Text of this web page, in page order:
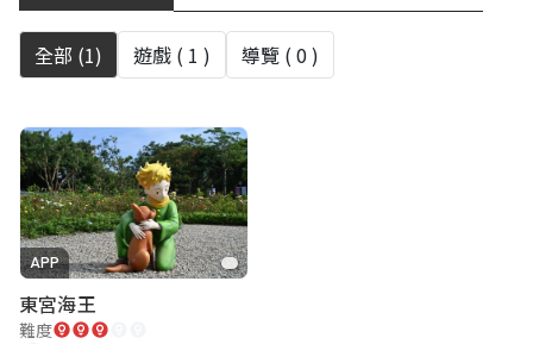
全部 (1) 遊戲 ( 1 ) 導覽 ( 0)
APP
東宮海王
難度